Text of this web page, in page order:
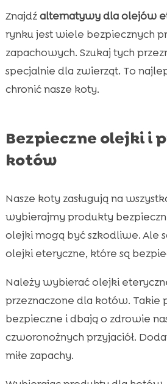
Znajdźalternatywy dla olejów
rynku jest wiele bezpiecznych
zapachowych. Szukaj tych
specjalnie dla zwierząt. To
chronić nasze koty.
Bezpieczne olejki i
kotów
Nasze koty zasługują na
wybierajmy produkty
olejki mogą być szkodliwe. Ale
olejki eteryczne, które są
Należy wybierać olejki
przeznaczone dla kotów. Takie
bezpieczne i dbają o zdrowie
czworonożnych przyjaciół.
miłe zapachy.